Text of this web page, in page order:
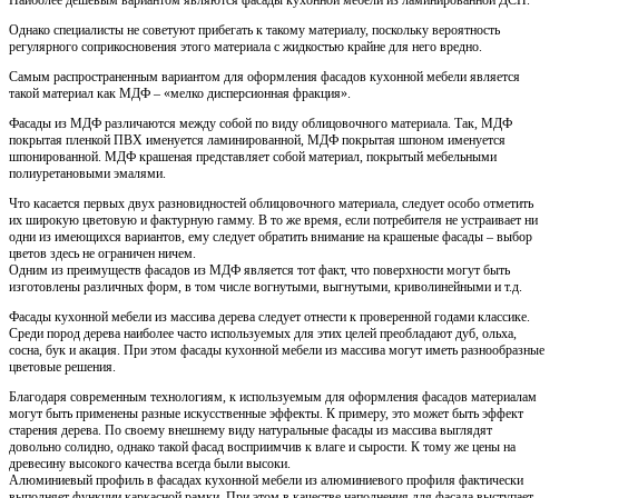
Однако специалисты не советуют прибегать к такому материалу, поскольку вероятность
регулярного соприкосновения этого материала с жидкостью крайне для него вредно.
Самым распространенным вариантом для оформления фасадов кухонной мебели является
такой материал как МДФ – «мелко дисперсионная фракция».
Фасады из МДФ различаются между собой по виду облицовочного материала. Так, МДФ
покрытая пленкой ПВХ именуется ламинированной, МДФ покрытая шпоном именуется
шпонированной. МДФ крашеная представляет собой материал, покрытый мебельными
полиуретановыми эмалями.
Что касается первых двух разновидностей облицовочного материала, следует особо отметить
их широкую цветовую и фактурную гамму. В то же время, если потребителя не устраивает ни
одни из имеющихся вариантов, ему следует обратить внимание на крашеные фасады – выбор
цветов здесь не ограничен ничем.
Одним из преимуществ фасадов из МДФ является тот факт, что поверхности могут быть
изготовлены различных форм, в том числе вогнутыми, выгнутыми, криволинейными и т.д.
Фасады кухонной мебели из массива дерева следует отнести к проверенной годами классике.
Среди пород дерева наиболее часто используемых для этих целей преобладают дуб, ольха,
сосна, бук и акация. При этом фасады кухонной мебели из массива могут иметь разнообразные
цветовые решения.
Благодаря современным технологиям, к используемым для оформления фасадов материалам
могут быть применены разные искусственные эффекты. К примеру, это может быть эффект
старения дерева. По своему внешнему виду натуральные фасады из массива выглядят
довольно солидно, однако такой фасад восприимчив к влаге и сырости. К тому же цены на
древесину высокого качества всегда были высоки.
Алюминиевый профиль в фасадах кухонной мебели из алюминиевого профиля фактически